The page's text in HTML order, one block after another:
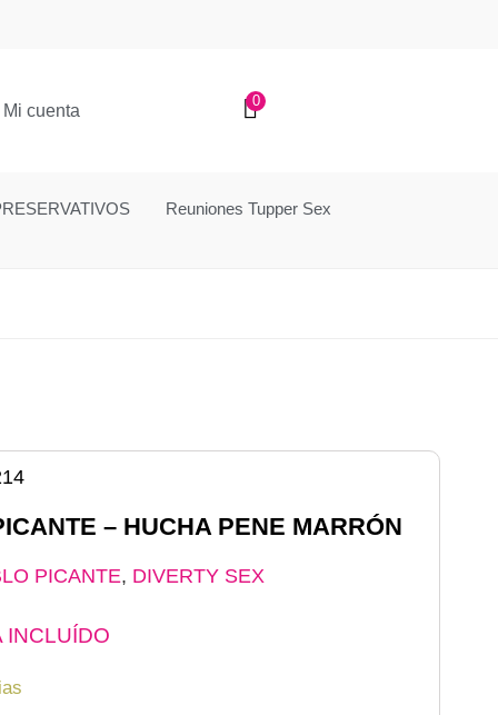
Mi cuenta
0
Reuniones Tupper Sex
– HUCHA PENE MARRÓN
PICANTE, DIVERTY SEX
INCLUÍDO